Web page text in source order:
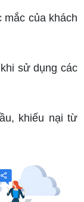
của khách
sử dụng các
khiếu nại từ